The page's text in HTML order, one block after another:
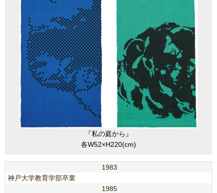
『私の庭から』
各W52×H220(cm)
1983
神戸大学教育学部卒業
1985